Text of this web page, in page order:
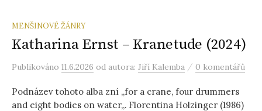
MENŠINOVÉ ŽÁNRY
Katharina Ernst – Kranetude (2024)
Publikováno 11.6.2026 od autora: Jiří Kalemba / 0 komentářů
Podnázev tohoto alba zní „for a crane, four drummers
and eight bodies on water„. Florentina Holzinger (1986)